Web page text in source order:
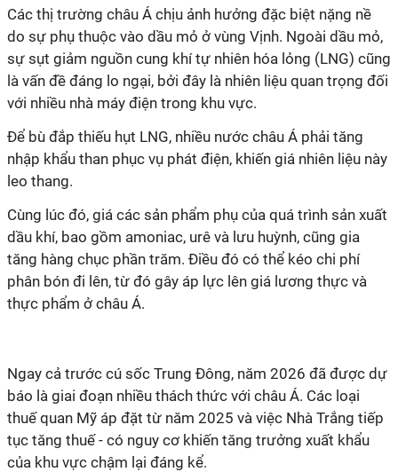
Các thị trường châu Á chịu ảnh hưởng đặc biệt nặng nề
do sự phụ thuộc vào dầu mỏ ở vùng Vịnh. Ngoài dầu mỏ,
sự sụt giảm nguồn cung khí tự nhiên hóa lỏng (LNG) cũng
là vấn đề đáng lo ngại, bởi đây là nhiên liệu quan trọng đối
với nhiều nhà máy điện trong khu vực.
Để bù đắp thiếu hụt LNG, nhiều nước châu Á phải tăng
nhập khẩu than phục vụ phát điện, khiến giá nhiên liệu này
leo thang.
Cùng lúc đó, giá các sản phẩm phụ của quá trình sản xuất
dầu khí, bao gồm amoniac, urê và lưu huỳnh, cũng gia
tăng hàng chục phần trăm. Điều đó có thể kéo chi phí
phân bón đi lên, từ đó gây áp lực lên giá lương thực và
thực phẩm ở châu Á.
Ngay cả trước cú sốc Trung Đông, năm 2026 đã được dự
báo là giai đoạn nhiều thách thức với châu Á. Các loại
thuế quan Mỹ áp đặt từ năm 2025 và việc Nhà Trắng tiếp
tục tăng thuế - có nguy cơ khiến tăng trưởng xuất khẩu
của khu vực chậm lại đáng kể.